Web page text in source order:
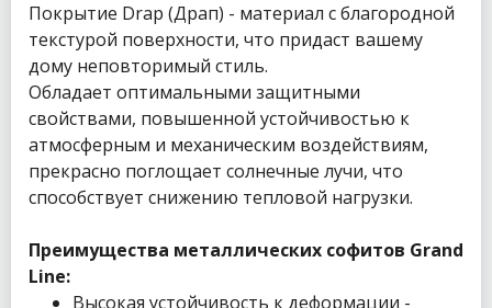
Покрытие Drap (Драп) - материал с благородной
текстурой поверхности, что придаст вашему
дому неповторимый стиль.
Обладает оптимальными защитными
свойствами, повышенной устойчивостью к
атмосферным и механическим воздействиям,
прекрасно поглощает солнечные лучи, что
способствует снижению тепловой нагрузки.
Преимущества металлических софитов Grand
Line:
Высокая устойчивость к деформации -